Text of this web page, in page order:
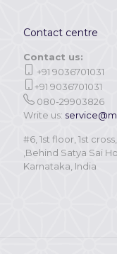
Contact centre
Contact us:
+91 9036701031
+91 9036701031
080-29903826
Write us:
#6, 1st floor, 1st
,Behind Satya Sai
Karnataka, India